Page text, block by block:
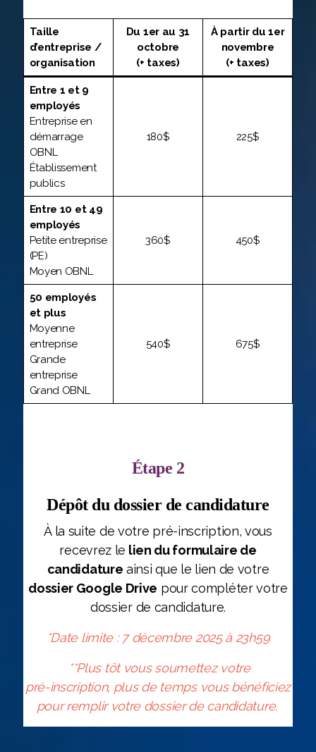
Taille
d’entreprise /
organisation
Du 1er au 31
octobre
(+ taxes)
À partir du 1er
novembre
(+ taxes)
Entre 1 et 9
employés
Entreprise en
démarrage
OBNL
Établissement
publics
180$ 225$
Entre 10 et 49
employés
Petite entreprise
(PE)
Moyen OBNL
360$ 450$
50 employés
et plus
Moyenne
entreprise
Grande
entreprise
Grand OBNL
540$ 675$
Étape 2
Dépôt du dossier de candidature
À la suite de votre pré-inscription, vous
recevrez le lien du formulaire de
candidature ainsi que le lien de votre
dossier Google Drive pour compléter votre
dossier de candidature.
*Date limite : 7 décembre 2025 à 23h59
**Plus tôt vous soumettez votre
pré-inscription, plus de temps vous bénéficiez
pour remplir votre dossier de candidature.